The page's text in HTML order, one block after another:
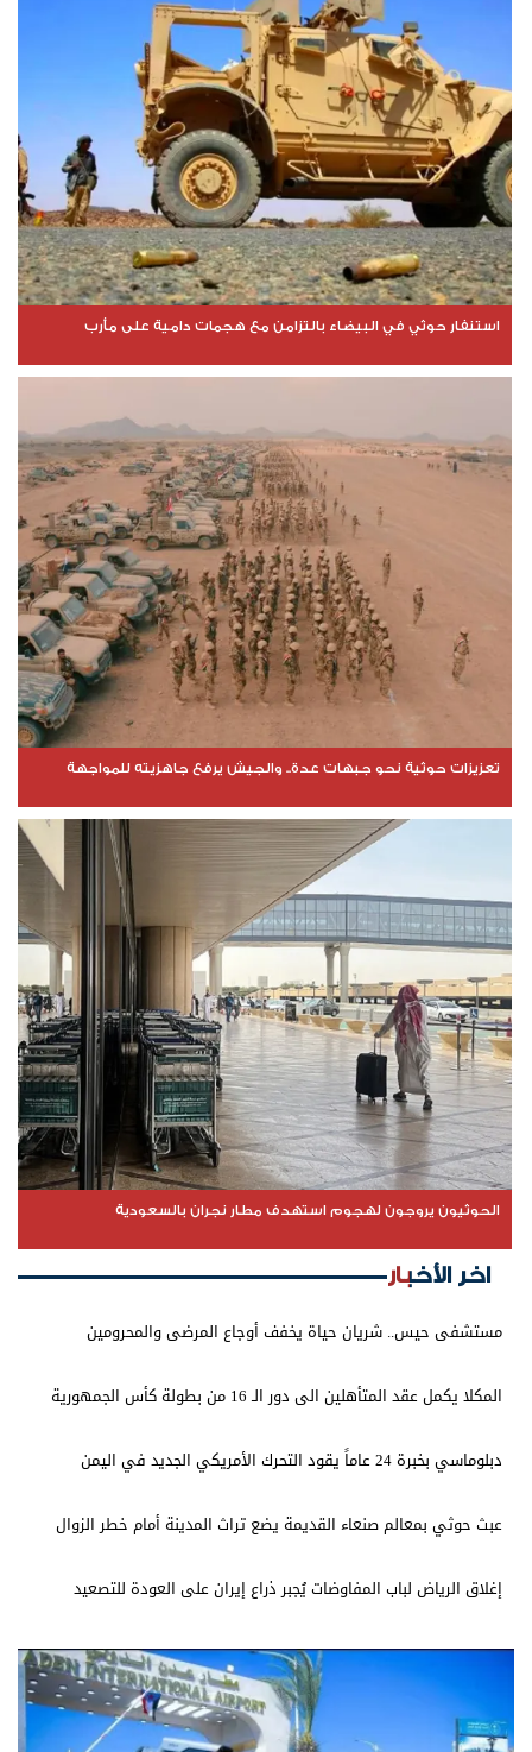
استنفار حوثي في البيضاء بالتزامن مع هجمات دامية على مأرب
تعزيزات حوثية نحو جبهات عدة.. والجيش يرفع جاهزيته للمواجهة
الحوثيون يروجون لهجوم استهدف مطار نجران بالسعودية
اخر الأخبار
مستشفى حيس.. شريان حياة يخفف أوجاع المرضى والمحرومين
المكلا يكمل عقد المتأهلين الى دور الـ 16 من بطولة كأس الجمهورية
دبلوماسي بخبرة 24 عاماً يقود التحرك الأمريكي الجديد في اليمن
عبث حوثي بمعالم صنعاء القديمة يضع تراث المدينة أمام خطر الزوال
إغلاق الرياض لباب المفاوضات يُجبر ذراع إيران على العودة للتصعيد